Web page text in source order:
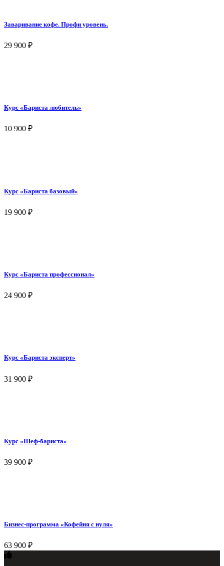
Заваривание кофе. Профи уровень.
29 900 ₽
Курс «Бариста любитель»
10 900 ₽
Курс «Бариста базовый»
19 900 ₽
Курс «Бариста профессионал»
24 900 ₽
Курс «Бариста эксперт»
31 900 ₽
Курс «Шеф-бариста»
39 900 ₽
Бизнес-программа «Кофейня с нуля»
63 900 ₽